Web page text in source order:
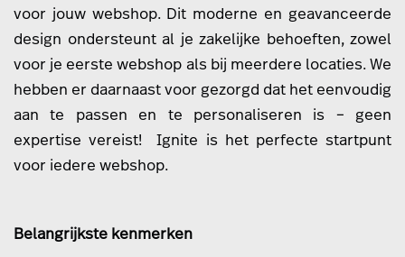
voor jouw webshop. Dit moderne en geavanceerde
design ondersteunt al je zakelijke behoeften, zowel
voor je eerste webshop als bij meerdere locaties. We
hebben er daarnaast voor gezorgd dat het eenvoudig
aan te passen en te personaliseren is – geen
expertise vereist! Ignite is het perfecte startpunt
voor iedere webshop.
Belangrijkste kenmerken